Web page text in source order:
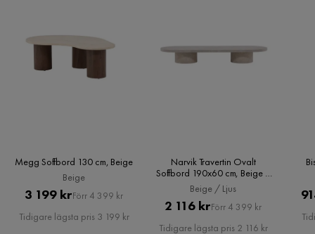
Megg Soffbord 130 cm, Beige
Beige
Pris
3 199 krOriginal
Pris
Förr 4 399 kr
Tidigare lägsta pris 3 199 kr
Narvik Travertin Ovalt
Soffbord 190x60 cm, Beige /
Ljus
Beige / Ljus
Pris
2 116 krOriginal
Pris
Förr 4 399 kr
Tidigare lägsta pris 2 116 kr